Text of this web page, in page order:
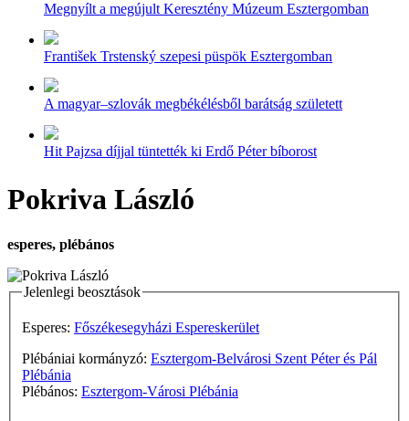
Megnyílt a megújult Keresztény Múzeum Esztergomban
František Trstenský szepesi püspök Esztergomban
A magyar–szlovák megbékélésből barátság született
Hit Pajzsa díjjal tüntették ki Erdő Péter bíborost
Pokriva László
esperes, plébános
Jelenlegi beosztások
Esperes: Főszékesegyházi Espereskerület
Plébániai kormányzó: Esztergom-Belvárosi Szent Péter és Pál
Plébánia
Plébános: Esztergom-Városi Plébánia